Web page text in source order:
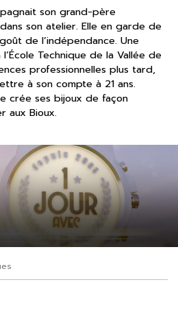
son grand-père
son atelier. Elle en garde de
de l’indépendance. Une
Technique de la Vallée de
professionnelles plus tard,
à son compte à 21 ans.
crée ses bijoux de façon
aux Bioux.